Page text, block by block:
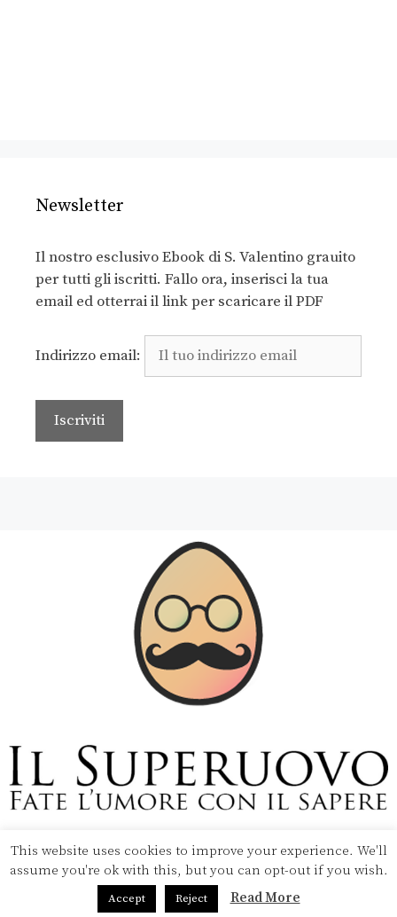
Newsletter
Il nostro esclusivo Ebook di S. Valentino grauito
per tutti gli iscritti. Fallo ora, inserisci la tua
email ed otterrai il link per scaricare il PDF
Indirizzo email:
Copyright © 2020 Il Superuovo — Powered by Pipool
SRL